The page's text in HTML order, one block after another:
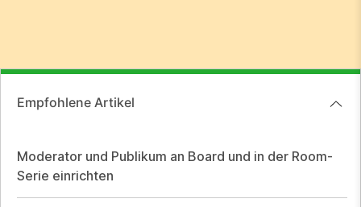
Empfohlene Artikel
Moderator und Publikum an Board und in der Room-
Serie einrichten